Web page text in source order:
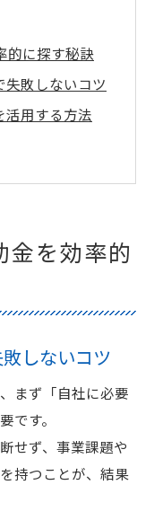
的に探す秘訣
失敗しないコツ
活用する方法
実践ガイド
し方ガイド
方と探し方
注目すべき点
し方を工夫する
し方徹底解説
実践法
探し方と選定術
重視すべき視点
の実践ポイン
金を効率的
しないコツ
まず「自社に必要
です。
せず、事業課題や
持つことが、結果